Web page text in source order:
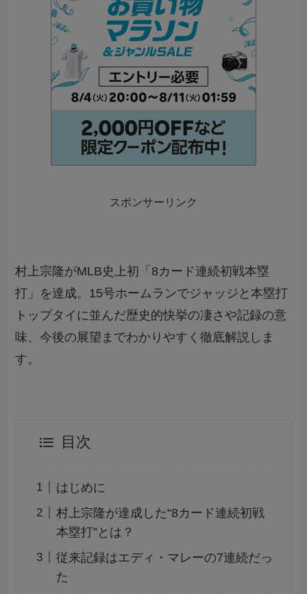
スポンサーリンク
村上宗隆がMLB史上初「8カード連続初戦本塁
打」を達成。15号ホームランでジャッジと本塁打
トップタイに並んだ歴史的快挙の凄さや記録の意
味、今後の展望までわかりやすく徹底解説しま
す。
目次
はじめに
村上宗隆が達成した“8カード連続初戦
本塁打”とは？
従来記録はエディ・マレーの7連続だっ
た